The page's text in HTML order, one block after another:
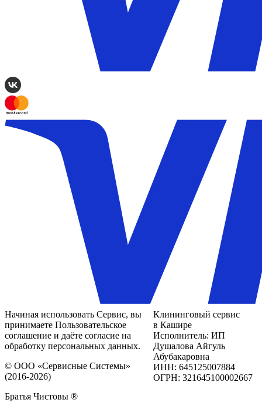
Начиная использовать Сервис, вы
принимаете Пользовательское
соглашение и даёте согласие на
обработку персональных данных.
© ООО «Сервисные Системы»
(2016-2026)
Братья Чистовы ®
Клининговый сервис
в Кашире
Исполнитель: ИП
Душалова Айгуль
Абубакаровна
ИНН: 645125007884
ОГРН: 321645100002667